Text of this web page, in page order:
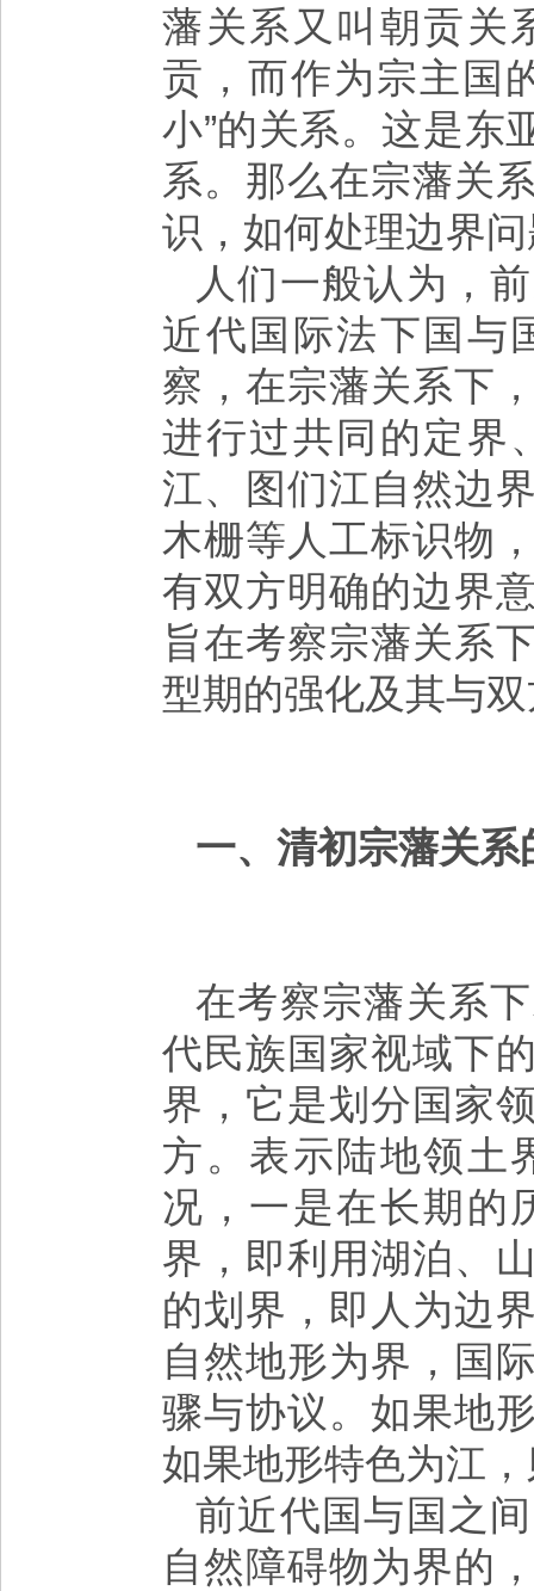
藩关系又叫朝贡关
贡，而作为宗主国
小”的关系。这是东
系。那么在宗藩关
识，如何处理边界
人们一般认为，
近代国际法下国与
察，在宗藩关系下
进行过共同的定界
江、图们江自然边
木栅等人工标识物
有双方明确的边界
旨在考察宗藩关系
型期的强化及其与
一、清初宗藩关
在考察宗藩关系
代民族国家视域下
界，它是划分国家
方。表示陆地领土
况，一是在长期的
界，即利用湖泊、
的划界，即人为边
自然地形为界，国
骤与协议。如果地
如果地形特色为江
前近代国与国之
自然障碍物为界的